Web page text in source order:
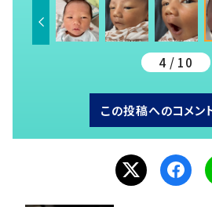
4 / 10
この投稿へのコメン